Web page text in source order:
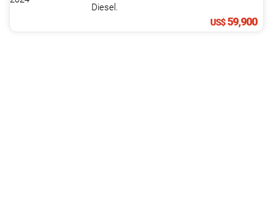
Diesel.
US$59,900